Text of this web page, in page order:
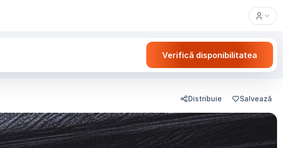
Verifică disponibilitatea
Distribuie Salvează